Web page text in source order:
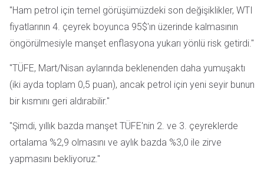
"Ham petrol için temel görüşümüzdeki son değişiklikler, WTI
fiyatlarının 4. çeyrek boyunca 95$'ın üzerinde kalmasının
öngörülmesiyle manşet enflasyona yukarı yönlü risk getirdi."
"TÜFE, Mart/Nisan aylarında beklenenden daha yumuşaktı
(iki ayda toplam 0,5 puan), ancak petrol için yeni seyir bunun
bir kısmını geri aldırabilir."
"Şimdi, yıllık bazda manşet TÜFE'nin 2. ve 3. çeyreklerde
ortalama %2,9 olmasını ve aylık bazda %3,0 ile zirve
yapmasını bekliyoruz."